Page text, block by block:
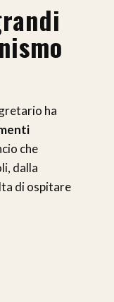
ha
che
dalla
di ospitare